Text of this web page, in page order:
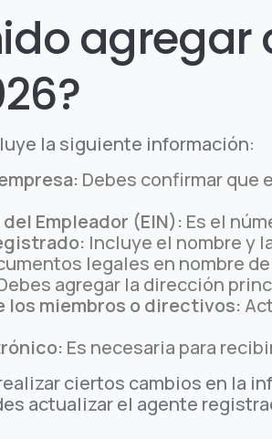
agregar
la siguiente información:
Debes confirmar que
Empleador (EIN): Es el
Incluye el nombre y
legales en nombre
agregar la dirección
los miembros o directivos:
Es necesaria para
ciertos cambios en la
actualizar el agente